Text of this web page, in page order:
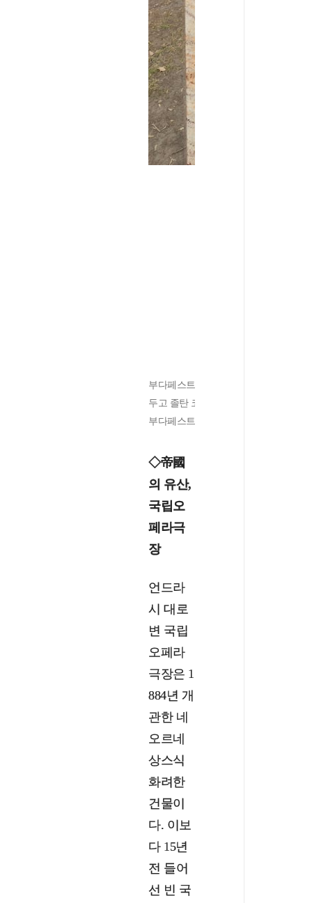
부다페스트 도심 시민공원에 세워진
두고 졸탄 코다이, 도흐나니 등 헝가리
부다페스트였다. /김기철
◇帝國
의 유산,
국립오
페라극
장
언드라
시 대로
변 국립
오페라
극장은 1
884년 개
관한 네
오르네
상스식
화려한
건물이
다. 이보
다 15년
전 들어
선 빈 국